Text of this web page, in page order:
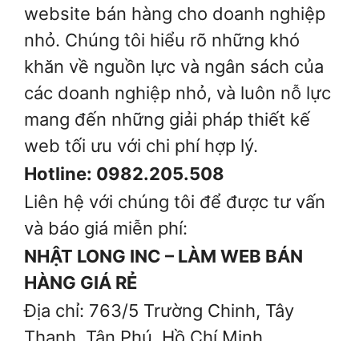
website bán hàng cho doanh nghiệp
nhỏ. Chúng tôi hiểu rõ những khó
khăn về nguồn lực và ngân sách của
các doanh nghiệp nhỏ, và luôn nỗ lực
mang đến những giải pháp thiết kế
web tối ưu với chi phí hợp lý.
Hotline: 0982.205.508
Liên hệ với chúng tôi để được tư vấn
và báo giá miễn phí:
NHẬT LONG INC – LÀM WEB BÁN
HÀNG GIÁ RẺ
Địa chỉ: 763/5 Trường Chinh, Tây